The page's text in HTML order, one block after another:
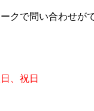
クで問い合わせが
、祝日